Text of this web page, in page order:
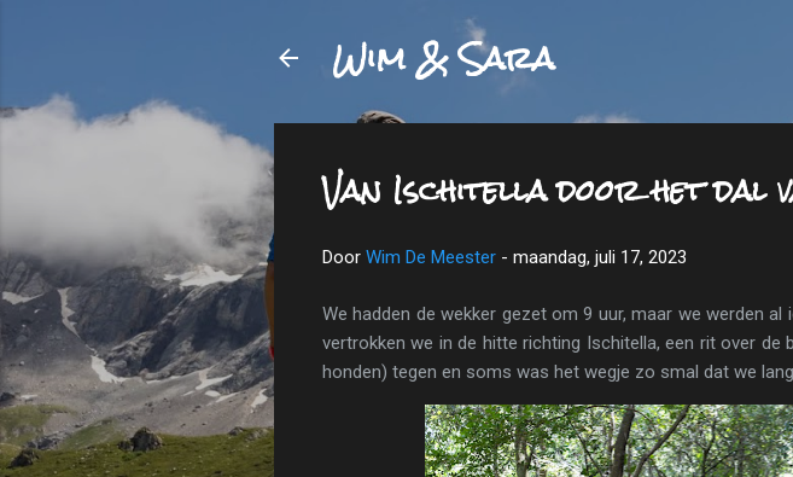
Wim & Sara
Van Ischitella door het dal
Door Wim De Meester - maandag, juli 17, 2023
We hadden de wekker gezet om 9 uur, maar we werden
vertrokken we in de hitte richting Ischitella, een rit over
honden) tegen en soms was het wegje zo smal dat we